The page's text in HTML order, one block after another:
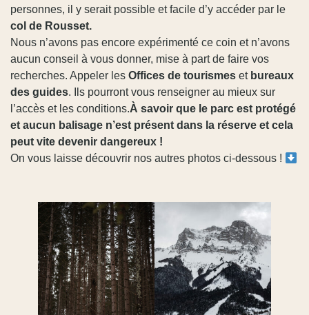
personnes, il y serait possible et facile d’y accéder par le
col de Rousset.
Nous n’avons pas encore expérimenté ce coin et n’avons
aucun conseil à vous donner, mise à part de faire vos
recherches. Appeler les Offices de tourismes et bureaux
des guides. Ils pourront vous renseigner au mieux sur
l’accès et les conditions.À savoir que le parc est protégé
et aucun balisage n’est présent dans la réserve et cela
peut vite devenir dangereux !
On vous laisse découvrir nos autres photos ci-dessous !